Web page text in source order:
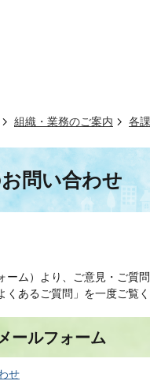
組織・業務のご案内 各
問い合わせ
ム）より、ご意見・ご質問
あるご質問」を一度ご覧く
ールフォーム
せ